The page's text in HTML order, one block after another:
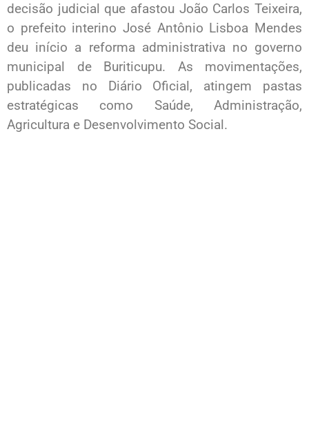
decisão judicial que afastou João Carlos Teixeira,
o prefeito interino José Antônio Lisboa Mendes
deu início a reforma administrativa no governo
municipal de Buriticupu. As movimentações,
publicadas no Diário Oficial, atingem pastas
estratégicas como Saúde, Administração,
Agricultura e Desenvolvimento Social.